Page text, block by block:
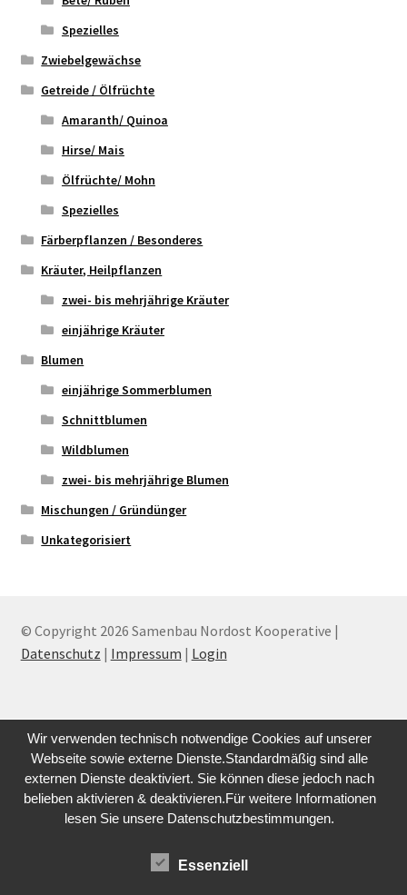
Spezielles
Zwiebelgewächse
Getreide / Ölfrüchte
Amaranth/ Quinoa
Hirse/ Mais
Ölfrüchte/ Mohn
Spezielles
Färberpflanzen / Besonderes
Kräuter, Heilpflanzen
zwei- bis mehrjährige Kräuter
einjährige Kräuter
Blumen
einjährige Sommerblumen
Schnittblumen
Wildblumen
zwei- bis mehrjährige Blumen
Mischungen / Gründünger
Unkategorisiert
© Copyright 2026 Samenbau Nordost Kooperative |
Datenschutz | Impressum | Login
Wir verwenden technisch notwendige Cookies auf unserer
Webseite sowie externe Dienste.Standardmäßig sind alle
externen Dienste deaktiviert. Sie können diese jedoch nach
belieben aktivieren & deaktivieren.Für weitere Informationen
lesen Sie unsere Datenschutzbestimmungen.
Essenziell